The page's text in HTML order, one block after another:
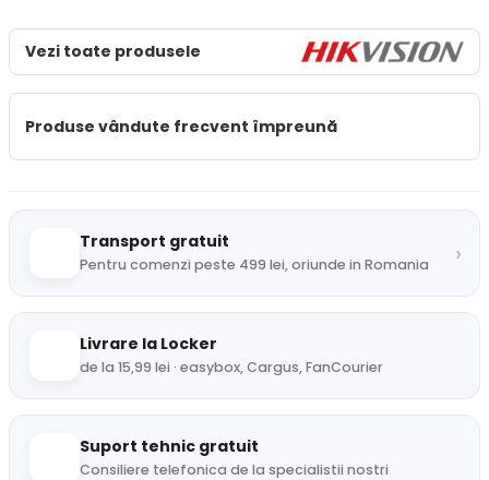
Vezi toate produsele
Produse vândute frecvent împreună
Transport gratuit
Pentru comenzi peste 499 lei, oriunde in Romania ›
Livrare la Locker
de la 15,99 lei · easybox, Cargus, FanCourier
Suport tehnic gratuit
Consiliere telefonica de la specialistii nostri